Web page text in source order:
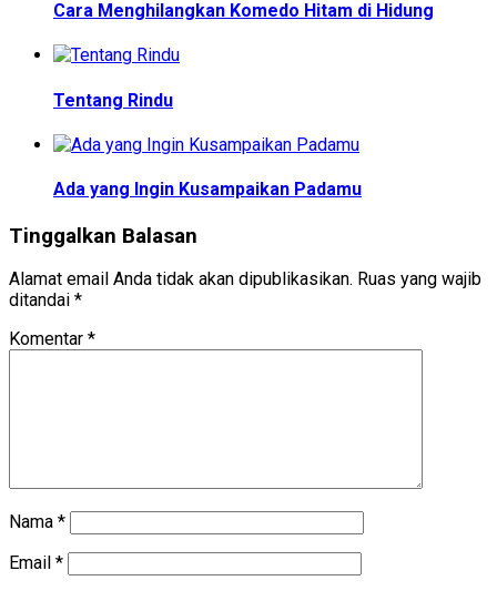
Cara Menghilangkan Komedo Hitam di Hidung
Tentang Rindu
Ada yang Ingin Kusampaikan Padamu
Tinggalkan Balasan
Alamat email Anda tidak akan dipublikasikan. Ruas yang wajib
ditandai *
Komentar *
Nama *
Email *